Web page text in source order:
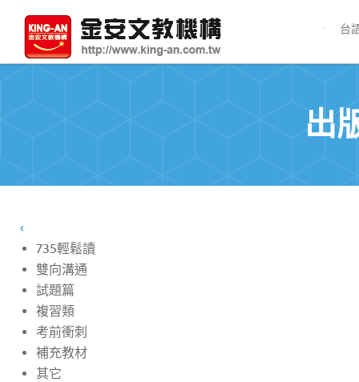
台
出
‹
735輕鬆讀
雙向溝通
試題篇
複習類
考前衝刺
補充教材
其它